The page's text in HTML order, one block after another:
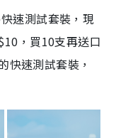
速測試套裝，現
，買10支再送口
快速測試套裝，